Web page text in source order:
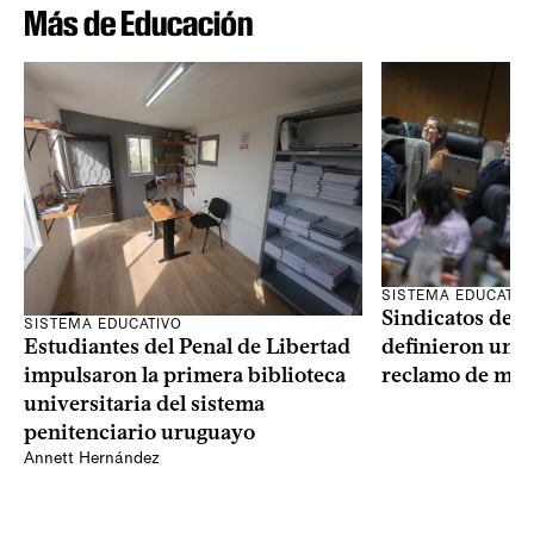
Más de Educación
SISTEMA EDUCATIVO
Estudiantes del Penal de Libertad
impulsaron la primera biblioteca
universitaria del sistema
penitenciario uruguayo
Annett Hernández
SISTEMA
Sindicatos de
definieron un
reclamo de